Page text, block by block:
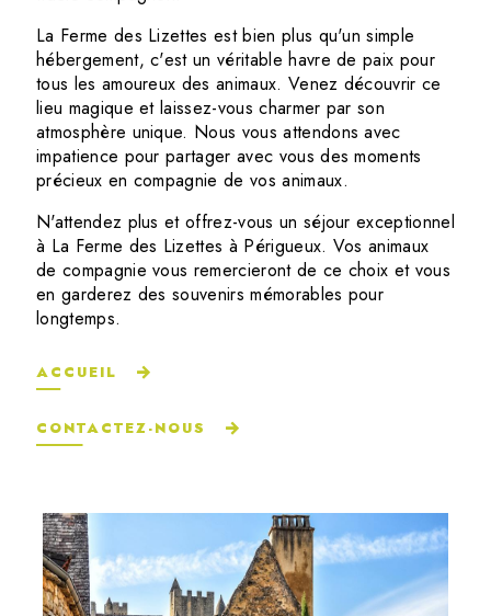
La Ferme des Lizettes est bien plus qu'un simple
hébergement, c'est un véritable havre de paix pour
tous les amoureux des animaux. Venez découvrir ce
lieu magique et laissez-vous charmer par son
atmosphère unique. Nous vous attendons avec
impatience pour partager avec vous des moments
précieux en compagnie de vos animaux.
N'attendez plus et offrez-vous un séjour exceptionnel
à La Ferme des Lizettes à Périgueux. Vos animaux
de compagnie vous remercieront de ce choix et vous
en garderez des souvenirs mémorables pour
longtemps.
ACCUEIL
CONTACTEZ-NOUS